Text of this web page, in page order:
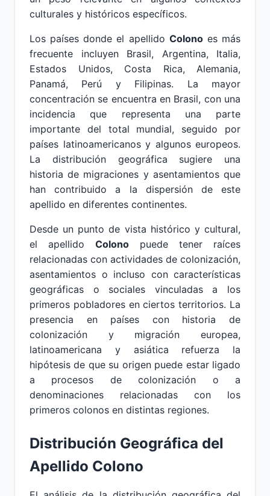
culturales y históricos específicos.
Los países donde el apellido Colonoes más
frecuente incluyen Brasil, Argentina, Italia,
Estados Unidos, Costa Rica, Alemania,
Panamá, Perú y Filipinas. La mayor
concentración se encuentra en Brasil, con una
incidencia que representa una parte
importante del total mundial, seguido por
países latinoamericanos y algunos europeos.
La distribución geográfica sugiere una
historia de migraciones y asentamientos que
han contribuido a la dispersión de este
apellido en diferentes continentes.
Desde un punto de vista histórico y cultural,
el apellido Colono puede tener raíces
relacionadas con actividades de colonización,
asentamientos o incluso con características
geográficas o sociales vinculadas a los
primeros pobladores en ciertos territorios. La
presencia en países con historia de
colonización y migración europea,
latinoamericana y asiática refuerza la
hipótesis de que su origen puede estar ligado
a procesos de colonización o a
denominaciones relacionadas con los
primeros colonos en distintas regiones.
Distribución Geográfica del
Apellido Colono